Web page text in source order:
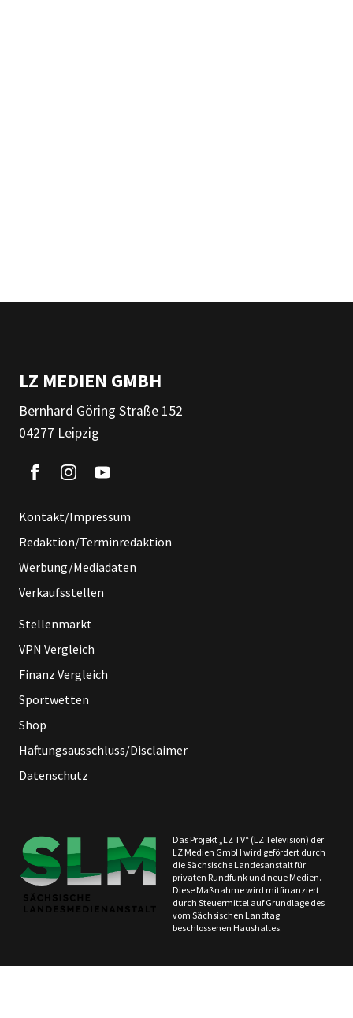
LZ MEDIEN GMBH
Bernhard Göring Straße 152
04277 Leipzig
Kontakt/Impressum
Redaktion/Terminredaktion
Werbung/Mediadaten
Verkaufsstellen
Stellenmarkt
VPN Vergleich
Finanz Vergleich
Sportwetten
Shop
Haftungsausschluss/Disclaimer
Datenschutz
Das Projekt „LZ TV“ (LZ Television) der
LZ Medien GmbH wird gefördert durch
die Sächsische Landesanstalt für
privaten Rundfunk und neue Medien.
Diese Maßnahme wird mitfinanziert
durch Steuermittel auf Grundlage des
vom Sächsischen Landtag
beschlossenen Haushaltes.